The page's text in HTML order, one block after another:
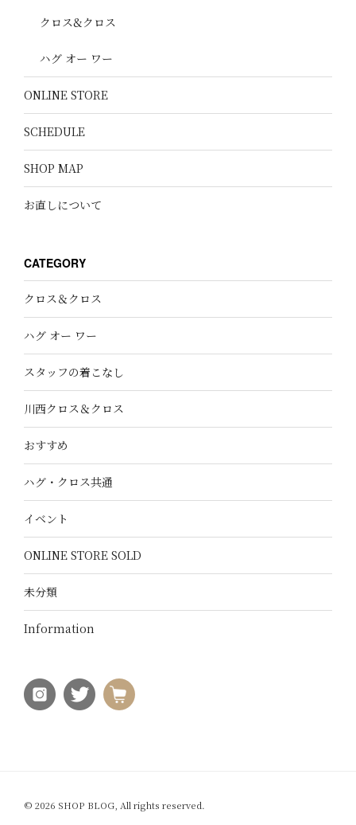
クロス&クロス
ハグ オー ワー
ONLINE STORE
SCHEDULE
SHOP MAP
お直しについて
CATEGORY
クロス＆クロス
ハグ オー ワー
スタッフの着こなし
川西クロス＆クロス
おすすめ
ハグ・クロス共通
イベント
ONLINE STORE SOLD
未分類
Information
© 2026 SHOP BLOG, All rights reserved.